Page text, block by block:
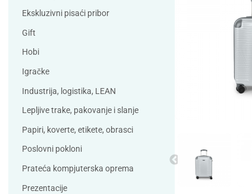
Carand'ache
Cleanrange
Debatin
Duracell
ELBA
Eleven
Elix Clean
Falken
Flieger
Fun Range
Ekskluzivni pisaći pribor
Gift
Hobi
Igračke
Industrija, logistika, LEAN
Lepljive trake, pakovanje i slanje
Papiri, koverte, etikete, obrasci
Poslovni pokloni
Prateća kompjuterska oprema
Prezentacije